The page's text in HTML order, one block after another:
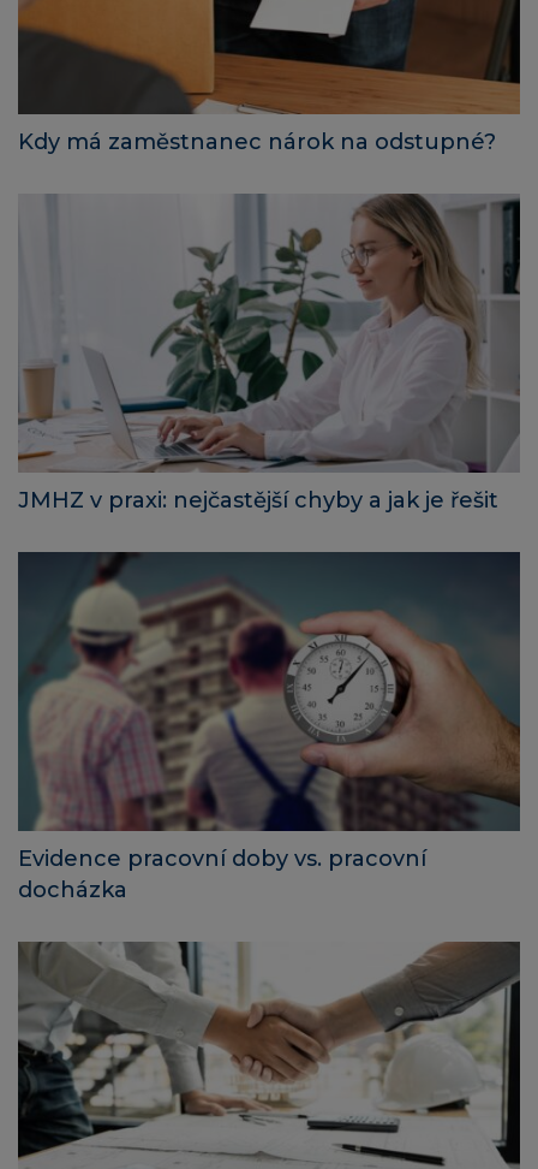
Kdy má zaměstnanec nárok na odstupné?
JMHZ v praxi: nejčastější chyby a jak je řešit
Evidence pracovní doby vs. pracovní
docházka